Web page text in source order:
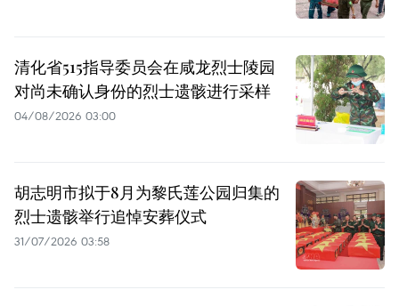
清化省515指导委员会在咸龙烈士陵园
对尚未确认身份的烈士遗骸进行采样
04/08/2026 03:00
胡志明市拟于8月为黎氏莲公园归集的
烈士遗骸举行追悼安葬仪式
31/07/2026 03:58